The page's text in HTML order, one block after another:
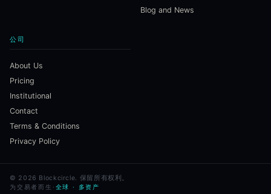
Blog and News
公司
About Us
Pricing
Institutional
Contact
Terms & Conditions
Privacy Policy
© 2026 Blockcircle. 保留所有权利。
为交易者而生 · 全球 · 多资产